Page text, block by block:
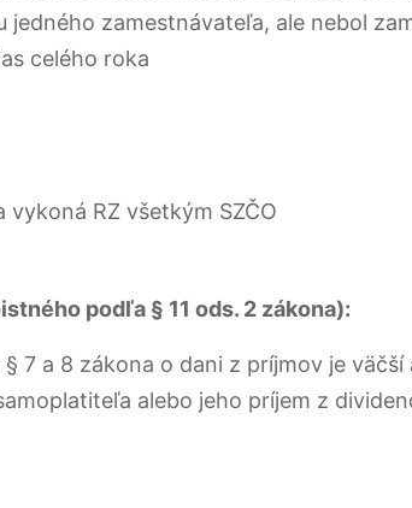
jedného zamestnávateľa, ale nebol
celého roka
RZ všetkým SZČO
podľa § 11 ods. 2 zákona):
7 a 8 zákona o dani z príjmov je väčší
alebo jeho príjem z